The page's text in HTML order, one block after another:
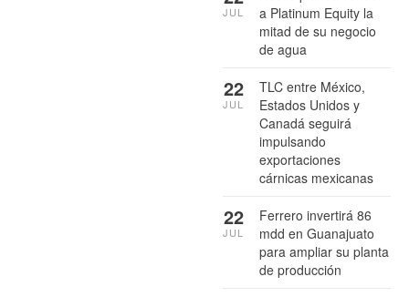
a Platinum Equity la
mitad de su negocio
de agua
JUL
TLC entre México,
Estados Unidos y
Canadá seguirá
impulsando
exportaciones
cárnicas mexicanas
22
JUL
Ferrero invertirá 86
mdd en Guanajuato
para ampliar su planta
de producción
22
JUL